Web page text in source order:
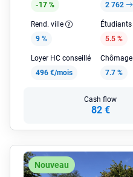
-17 %
2 762
Rend. ville
9 %
Étudiants
5.5 %
Loyer HC conseillé
496 €/mois
Chômage
7.7 %
Cash flow
82 €
Nouveau